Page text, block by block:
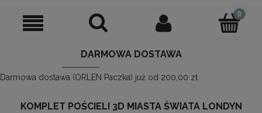
DARMOWA DOSTAWA
Darmowa dostawa (ORLEN Paczka) już od 200,00 zł.
KOMPLET POŚCIELI 3D MIASTA ŚWIATA LONDYN